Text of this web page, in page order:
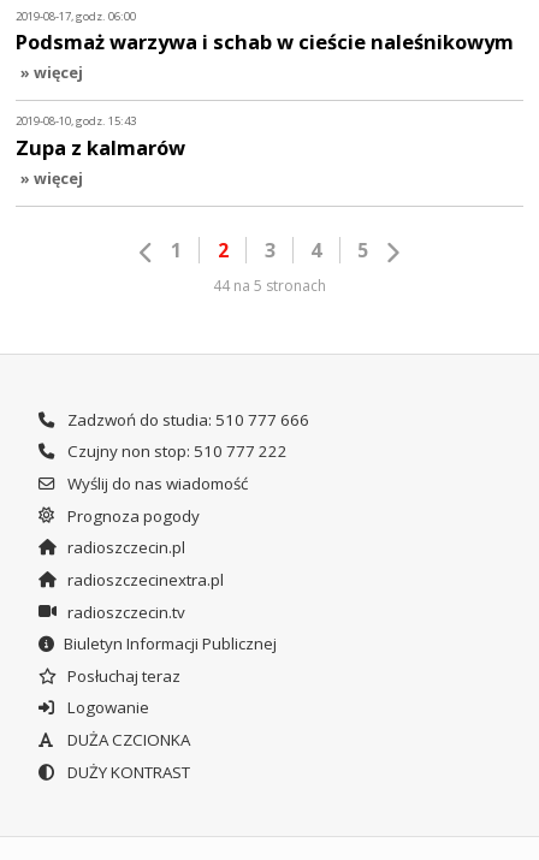
2019-08-17, godz. 06:00
Podsmaż warzywa i schab w cieście naleśnikowym
» więcej
2019-08-10, godz. 15:43
Zupa z kalmarów
» więcej
1 2 3 4 5
44 na 5 stronach
Zadzwoń do studia: 510 777 666
Czujny non stop: 510 777 222
Wyślij do nas wiadomość
Prognoza pogody
radioszczecin.pl
radioszczecinextra.pl
radioszczecin.tv
Biuletyn Informacji Publicznej
Posłuchaj teraz
Logowanie
DUŻA CZCIONKA
DUŻY KONTRAST